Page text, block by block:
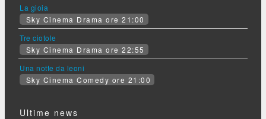
La gioia
Sky Cinema Drama ore 21:00
Tre ciotole
Sky Cinema Drama ore 22:55
Una notte da leoni
Sky Cinema Comedy ore 21:00
Ultime news